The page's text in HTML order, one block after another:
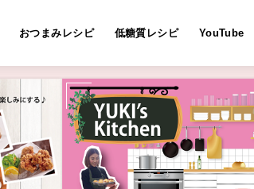
おつまみレシピ 低糖質レシピ YouTube